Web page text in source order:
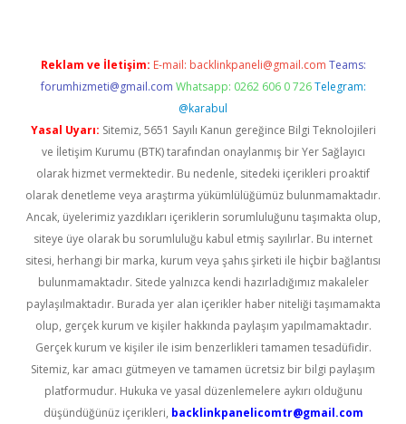
Reklam ve İletişim: E-mail: backlinkpaneli@gmail.com Teams:
forumhizmeti@gmail.com Whatsapp: 0262 606 0 726 Telegram:
@karabul
Yasal Uyarı: Sitemiz, 5651 Sayılı Kanun gereğince Bilgi Teknolojileri
ve İletişim Kurumu (BTK) tarafından onaylanmış bir Yer Sağlayıcı
olarak hizmet vermektedir. Bu nedenle, sitedeki içerikleri proaktif
olarak denetleme veya araştırma yükümlülüğümüz bulunmamaktadır.
Ancak, üyelerimiz yazdıkları içeriklerin sorumluluğunu taşımakta olup,
siteye üye olarak bu sorumluluğu kabul etmiş sayılırlar. Bu internet
sitesi, herhangi bir marka, kurum veya şahıs şirketi ile hiçbir bağlantısı
bulunmamaktadır. Sitede yalnızca kendi hazırladığımız makaleler
paylaşılmaktadır. Burada yer alan içerikler haber niteliği taşımamakta
olup, gerçek kurum ve kişiler hakkında paylaşım yapılmamaktadır.
Gerçek kurum ve kişiler ile isim benzerlikleri tamamen tesadüfidir.
Sitemiz, kar amacı gütmeyen ve tamamen ücretsiz bir bilgi paylaşım
platformudur. Hukuka ve yasal düzenlemelere aykırı olduğunu
düşündüğünüz içerikleri, backlinkpanelicomtr@gmail.com